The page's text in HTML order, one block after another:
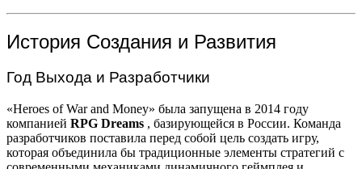
История Создания и Развития
Год Выхода и Разработчики
«Heroes of War and Money» была запущена в 2014 году
компанией RPG Dreams , базирующейся в России. Команда
разработчиков поставила перед собой цель создать игру,
которая объединила бы традиционные элементы стратегий с